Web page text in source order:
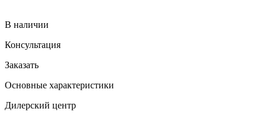
В наличии
Консультация
Заказать
Основные характеристики
Дилерский центр